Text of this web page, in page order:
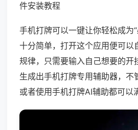
件安装教程
手机打牌可以一键让你轻松成为
十分简单，打开这个应用便可以
规律，只需要输入自己想要的开
生成出手机打牌专用辅助器，不
或者使用手机打牌AI辅助都可以